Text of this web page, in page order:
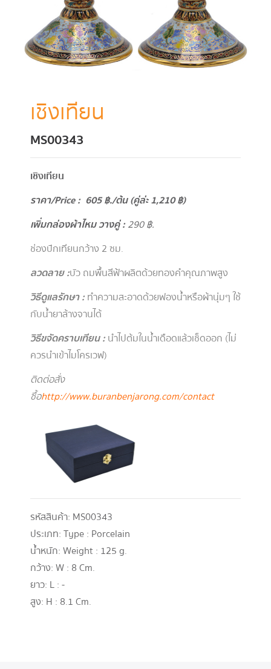
เชิงเทียน
MS00343
เชิงเทียน
ราคา/Price : 605 ฿./ต้น (คู่ล่ะ 1,210 ฿)
เพิ่มกล่องผ้าไหม วางคู่ :290 ฿.
ช่องปักเทียนกว้าง 2 ซม.
ลวดลาย :บัว ถมพื้นสีฟ้า ผลิตด้วยทองคำคุณภาพสูง
วิธีดูแลรักษา :ทำความสะอาดด้วยฟองน้ำหรือผ้านุ่มๆ ใช้
กับน้ำยาล้างจานได้
วิธีขจัดคราบเทียน :นำไปต้มในน้ำเดือดแล้วเช็ดออก (ไม่
ควรนำเข้าไมโครเวฟ)
ติดต่อสั่ง
ซื้อhttp://www.buranbenjarong.com/contact
รหัสสินค้า: MS00343
ประเภท:Type : Porcelain
น้ำหนัก:Weight : 125 g.
กว้าง:W : 8 Cm.
ยาว: L : -
สูง: H : 8.1 Cm.